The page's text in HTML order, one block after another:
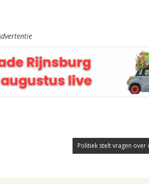
Politiek stelt vragen